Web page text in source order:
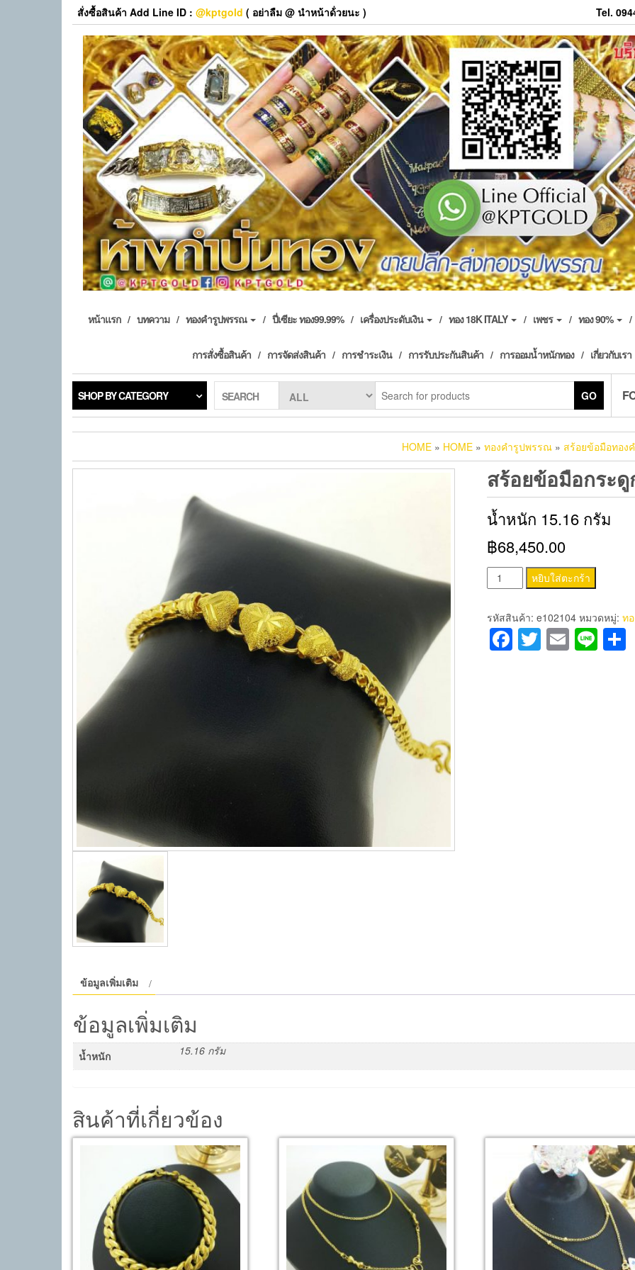
สั่งซื้อสินค้า Add Line ID : @kptgold ( อย่าลืม @ นำหน้าด้่วยนะ ) Tel.
หน้าแรก บทความ ทองคำรูปพรรณ ปี่เซียะ ทอง99.99% เครื่องประดับเงิน ทอง 18K ITALY เพชร ทอง 90%
การสั่งซื้อสินค้า การจัดส่งสินค้า การชำระเงิน การรับประกันสินค้า การออมน้ำหนักทอง เกี่ยวกับเรา
SHOP BY CATEGORY SEARCH GO
HOME » HOME » ทองคำรูปพรรณ » สร้อยข้อมือทอง
สร้อยข้อมือกระดู
น้ำหนัก 15.16 กรัม
฿68,450.00
จำนวน
สร้อย
ข้อ
มือ
กระ
หยิบใส่ตะกร้า
รหัสสินค้า: e102104 หมวดหมู่: ท
Facebook
Twitter
Email
Line
ข้อมูลเพิ่มเติม
ข้อมูลเพิ่มเติม
น้ำหนัก 15.16 กรัม
สินค้าที่เกี่ยวข้อง